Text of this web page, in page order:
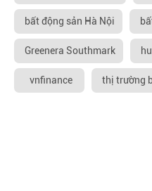
bất động sản Hà Nội
Greenera Southmark
vnfinance thị trường